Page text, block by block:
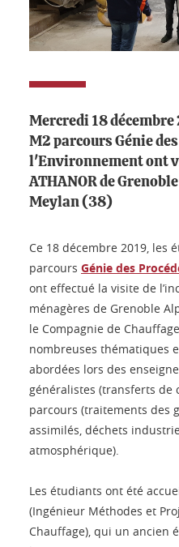
Mercredi 18
M2 parcours Génie
l'Environnement ont
ATHANOR de
Meylan (38)
Ce 18 décembre 2019, les
parcours Génie des
ont effectué la visite de
ménagères de Grenoble
le Compagnie de
nombreuses thématiques
abordées lors des
généralistes (transferts de
parcours (traitements des
assimilés, déchets
atmosphérique).
Les étudiants ont été
(Ingénieur Méthodes et
Chauffage), qui un ancien